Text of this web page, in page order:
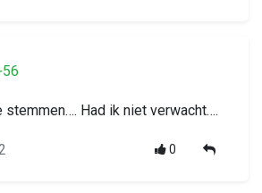
stemmen…. Had ik niet verwacht….
0